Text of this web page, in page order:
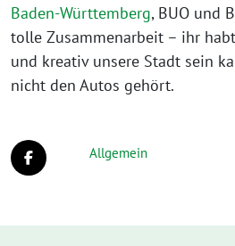
Baden-Württemberg, BUO und
tolle Zusammenarbeit – ihr
und kreativ unsere Stadt sein
nicht den Autos gehört.
Allgemein